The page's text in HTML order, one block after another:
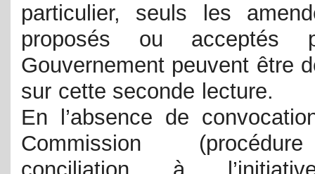
particulier, seuls les
proposés ou acceptés
Gouvernement peuvent être
sur cette seconde lecture.
En l’absence de
Commission